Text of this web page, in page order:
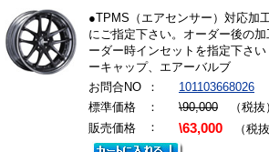
●TPMS（エアセンサー）対応加
にご指定下さい。オーダー後の
ーダー時インセットを指定下さ
ーキャップ、エアーバルブ
お問合NO
：
101103668026
標準価格
： \90,000 （税抜
販売価格
： \63,000 （税抜